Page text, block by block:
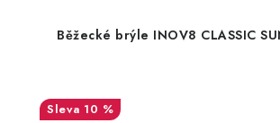
Běžecké brýle INOV8 CLASSIC
10 %